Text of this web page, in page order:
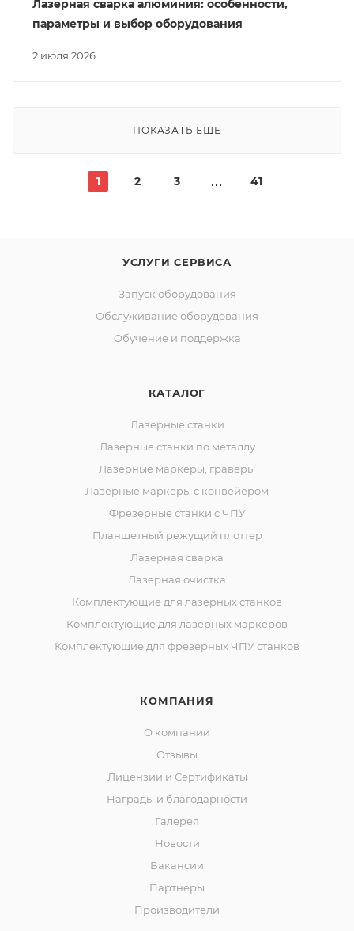
2 июля 2026
Лазерная сварка алюминия: особенности,
параметры и выбор оборудования
ПОКАЗАТЬ ЕЩЕ
1 2 3 41
УСЛУГИ СЕРВИСА
Запуск оборудования
Обслуживание оборудования
Обучение и поддержка
КАТАЛОГ
Лазерные станки
Лазерные станки по металлу
Лазерные маркеры, граверы
Лазерные маркеры с конвейером
Фрезерные станки с ЧПУ
Планшетный режущий плоттер
Лазерная сварка
Лазерная очистка
Комплектующие для лазерных станков
Комплектующие для лазерных маркеров
Комплектующие для фрезерных ЧПУ станков
КОМПАНИЯ
О компании
Отзывы
Лицензии и Сертификаты
Награды и благодарности
Галерея
Новости
Вакансии
Партнеры
Производители